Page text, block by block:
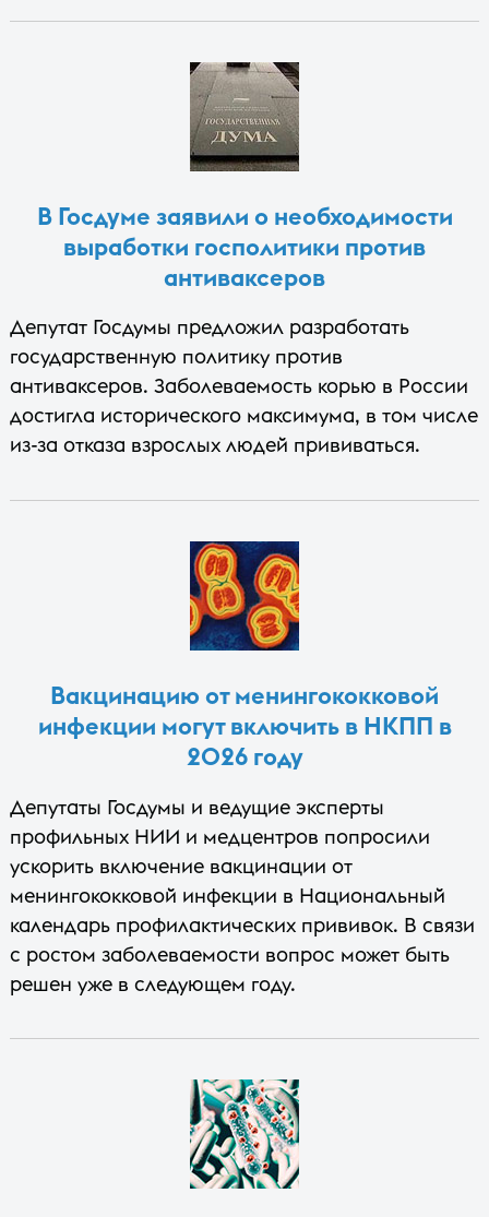
В Госдуме заявили о необходимости
выработки госполитики против
антиваксеров
Депутат Госдумы предложил разработать
государственную политику против
антиваксеров. Заболеваемость корью в России
достигла исторического максимума, в том числе
из-за отказа взрослых людей прививаться.
Вакцинацию от менингококковой
инфекции могут включить в НКПП в
2026 году
Депутаты Госдумы и ведущие эксперты
профильных НИИ и медцентров попросили
ускорить включение вакцинации от
менингококковой инфекции в Национальный
календарь профилактических прививок. В связи
с ростом заболеваемости вопрос может быть
решен уже в следующем году.